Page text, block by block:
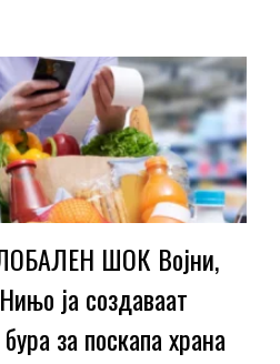
ШОК Војни,
ја создаваат
за поскапа храна